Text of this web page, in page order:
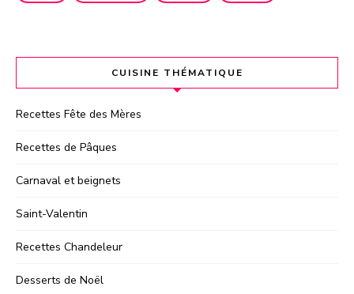
CUISINE THÉMATIQUE
Recettes Fête des Mères
Recettes de Pâques
Carnaval et beignets
Saint-Valentin
Recettes Chandeleur
Desserts de Noël